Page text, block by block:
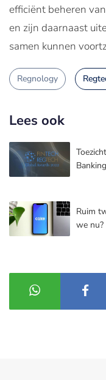
efficiënt beheren
en zijn daarnaast
samen kunnen
Regnology
Lees ook
Ruim
we nu?